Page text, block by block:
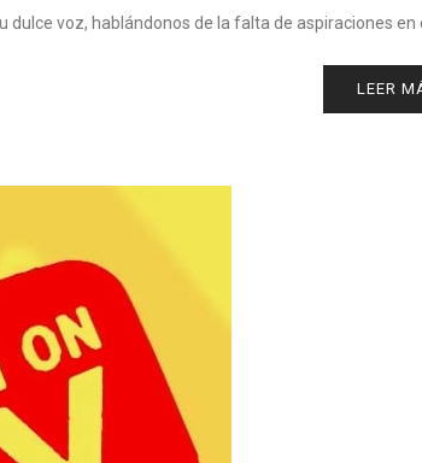
voz, hablándonos de la falta de aspiraciones en
LEER